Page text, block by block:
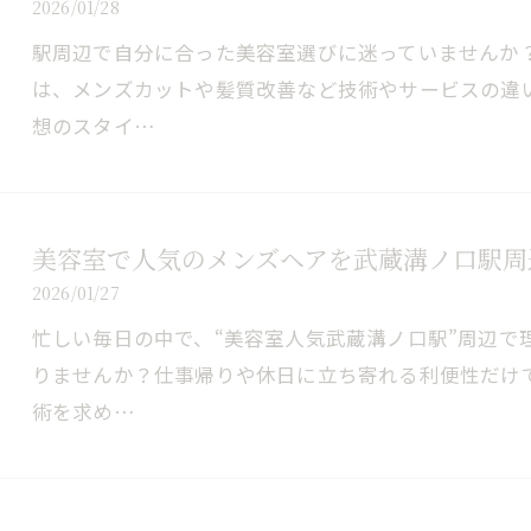
2026/01/28
駅周辺で自分に合った美容室選びに迷っていません
は、メンズカットや髪質改善など技術やサービスの
想のスタイ…
美容室で人気のメンズヘアを武蔵溝ノ口駅
2026/01/27
忙しい毎日の中で、“美容室人気武蔵溝ノ口駅”周辺
りませんか？仕事帰りや休日に立ち寄れる利便性だ
術を求め…